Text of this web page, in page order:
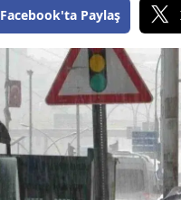
Facebook'ta Paylaş